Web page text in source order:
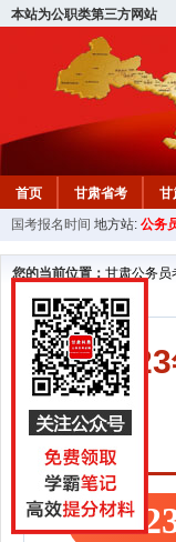
本站为公职类第三方网站
首页 甘肃省考 甘
国考报名时间 地方站: 公务
您的当前位置： 甘肃公务员